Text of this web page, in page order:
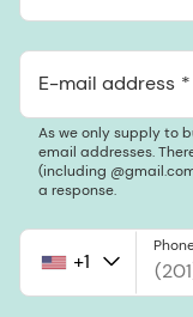
E-mail address
As we only supply to
email addresses.
(including
a response.
United
+1